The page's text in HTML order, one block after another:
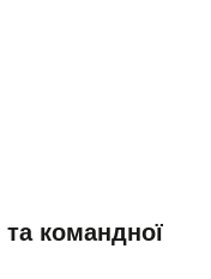
та командної